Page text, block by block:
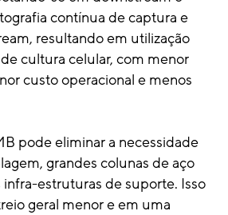
contínua de captura e
resultando em utilização
cultura celular, com menor
custo operacional e menos
pode eliminar a necessidade
grandes colunas de aço
estruturas de suporte. Isso
geral menor e em uma